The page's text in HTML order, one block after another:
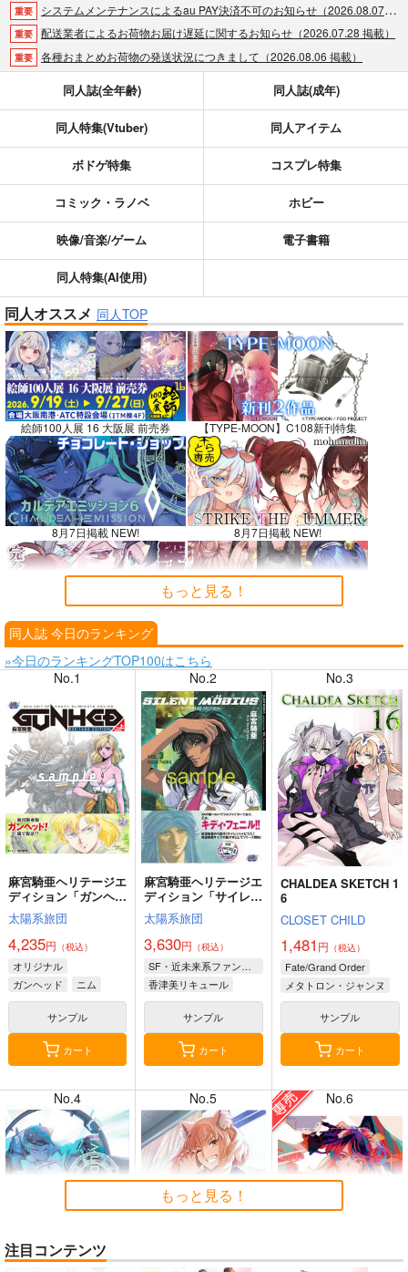
重要 システムメンテナンスによるau PAY決済不可のお知らせ（2026.08.07 掲載）
重要 配送業者によるお荷物お届け遅延に関するお知らせ（2026.07.28 掲載）
重要 各種おまとめお荷物の発送状況につきまして（2026.08.06 掲載）
おまとめサイクル「定期便(月2)」一般会員様の利用再開のお知らせ（2026.02.05 掲載）
重要 「とらのあな×駿河屋日本橋乙女同人誌館」通販店頭受取サービス開始のお知らせ（2026.01.05 更新｜2025.12.30 掲載）
【2025/12/1より】「通販ポイント⇒とらコイン変換キャンペーン」終了のお知らせ（2025.11.21 掲載）
個人情報保護方針の改定について（2025.09.19 更新｜2025.08.01 掲載）
重要 ポイント付与・管理体制改定のお知らせ（2024.11.20 掲載）
全てのお知らせを見る
同人誌(全年齢) 同人誌(成年)
同人特集(Vtuber) 同人アイテム
ボドゲ特集 コスプレ特集
コミック・ラノベ ホビー
映像/音楽/ゲーム 電子書籍
同人特集(AI使用)
同人オススメ 同人TOP
絵師100人展 16 大阪展 前売券 【TYPE-MOON】C108新刊特集
8月7日掲載 NEW! 8月7日掲載 NEW!
8月6日掲載
8月4日掲載 8月4日掲載
8月3日掲載 8月3日掲載
8月2日掲載 8月2日掲載
7月31日掲載
7月30日掲載 7月30日掲載
もっと見る！
同人誌 今日のランキング
»今日のランキングTOP100はこちら
No.1
麻宮騎亜ヘリテージエ
ディション「ガンヘッ
ド」上巻
太陽系旅団
4,235円 （税込）
オリジナル
ガンヘッド
ニム
ブルックリン
サンプル
カート
No.2
麻宮騎亜ヘリテージエ
ディション「サイレン
トメビウス」03 キデ
ィ編
太陽系旅団
3,630円 （税込）
SF・近未来系ファンタジー
香津美リキュール
キディ
サンプル
カート
No.3
CHALDEA SKETCH 1
6
CLOSET CHILD
1,481 円 （税込）
Fate/Grand Order
メタトロン・ジャンヌ
リリス
サンプル
カート
No.4 No.5 No.6
もっと見る！
注目コンテンツ